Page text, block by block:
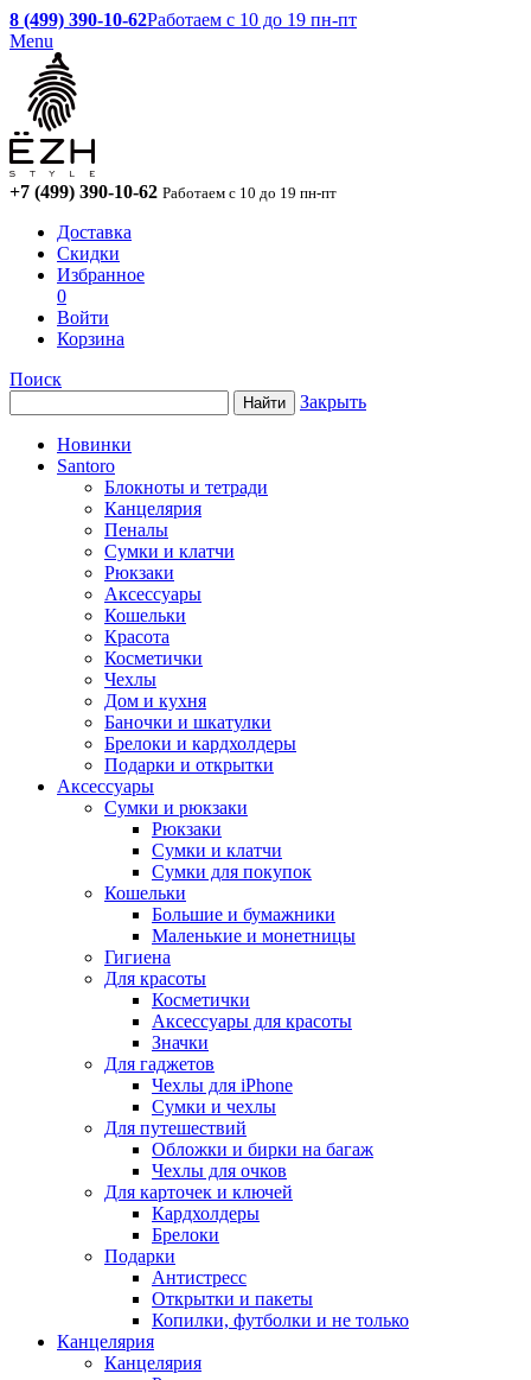
8 (499) 390-10-62Работаем с 10 до 19 пн-пт
Menu
+7 (499) 390-10-62 Работаем с 10 до 19 пн-пт
Доставка
Скидки
Избранное
0
Войти
Корзина
Поиск
Закрыть
Новинки
Santoro
Блокноты и тетради
Канцелярия
Пеналы
Сумки и клатчи
Рюкзаки
Аксессуары
Кошельки
Красота
Косметички
Чехлы
Дом и кухня
Баночки и шкатулки
Брелоки и кардхолдеры
Подарки и открытки
Аксессуары
Сумки и рюкзаки
Рюкзаки
Сумки и клатчи
Сумки для покупок
Кошельки
Большие и бумажники
Маленькие и монетницы
Гигиена
Для красоты
Косметички
Аксессуары для красоты
Значки
Для гаджетов
Чехлы для iPhone
Сумки и чехлы
Для путешествий
Обложки и бирки на багаж
Чехлы для очков
Для карточек и ключей
Кардхолдеры
Брелоки
Подарки
Антистресс
Открытки и пакеты
Копилки, футболки и не только
Канцелярия
Канцелярия